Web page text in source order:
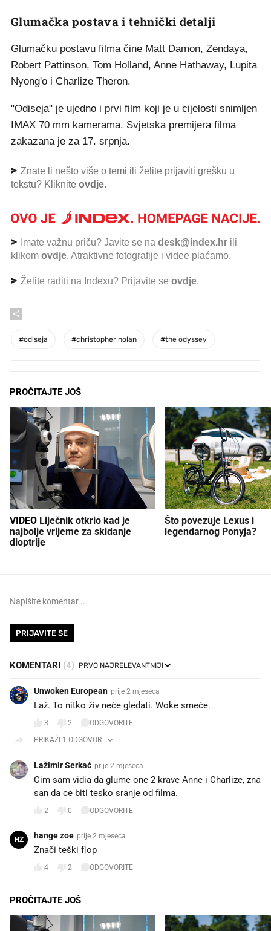
Glumačka postava i tehnički detalji
Glumačku postavu filma čine Matt Damon, Zendaya,
Robert Pattinson, Tom Holland, Anne Hathaway, Lupita
Nyong'o i Charlize Theron.
"Odiseja" je ujedno i prvi film koji je u cijelosti snimljen
IMAX 70 mm kamerama. Svjetska premijera filma
zakazana je za 17. srpnja.
Znate li nešto više o temi ili želite prijaviti grešku u
tekstu? Kliknite ovdje.
Imate važnu priču? Javite se na desk@index.hr ili
klikom ovdje. Atraktivne fotografije i videe plaćamo.
Želite raditi na Indexu? Prijavite se ovdje.
#odiseja #christopher nolan #the odyssey
PROČITAJTE JOŠ
VIDEO
najbolje vrijeme za skidanje
dioptrije
Što povezuje Lexus i
legendarnog Ponyja?
PRIJAVITE SE
KOMENTARI (4)
Unwoken European prije 2 mjeseca
Laž. To nitko živ neće gledati. Woke smeće.
3 2
ODGOVORITE
PRIKAŽI 1 ODGOVOR
Lažimir Serkać prije 2 mjeseca
Cim sam vidia da glume one 2 krave Anne i Charlize, zna
san da ce biti tesko sranje od filma.
2 0 ODGOVORITE
HZ hange zoe prije 2 mjeseca
Znači teški flop
4 2 ODGOVORITE
PROČITAJTE JOŠ